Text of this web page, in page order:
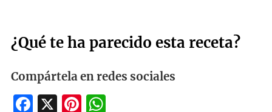
¿Qué te ha parecido esta receta?
Compártela en redes sociales
Facebook
X Pinterest
WhatsApp